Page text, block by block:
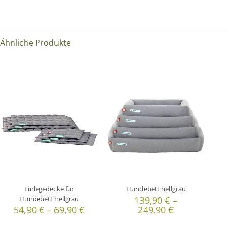
Ähnliche Produkte
Einlegedecke für
Hundebett hellgrau
54,90€ – 69,90€
Hundebett hellgrau
139,90€ –
249,90€